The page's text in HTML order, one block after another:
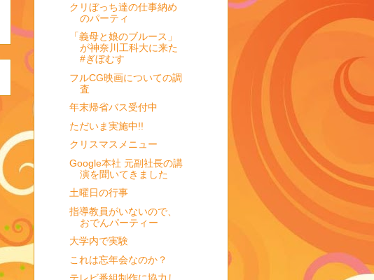
クリぼっち達の仕事納め
のパーティ
「義母と娘のブルース」
が神奈川工科大に来た
#ぎぼむす
フルCG映画についての調
査
年末帰省バス受付中
ただいま実施中!!
クリスマスメニュー
Google本社 元副社長の講
演を聞いてきました
土曜日の行事
指導教員がいないので、
おでんパーティー
大学内で実験
これは忘年会なのか？